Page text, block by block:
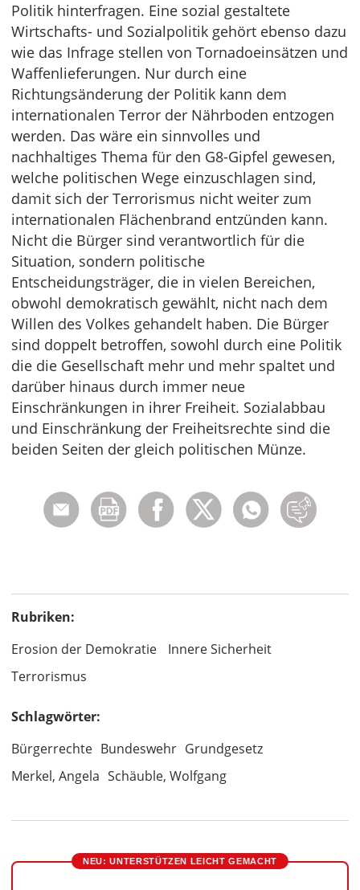
Politik hinterfragen. Eine sozial gestaltete
Wirtschafts- und Sozialpolitik gehört ebenso dazu
wie das Infrage stellen von Tornadoeinsätzen und
Waffenlieferungen. Nur durch eine
Richtungsänderung der Politik kann dem
internationalen Terror der Nährboden entzogen
werden. Das wäre ein sinnvolles und
nachhaltiges Thema für den G8-Gipfel gewesen,
welche politischen Wege einzuschlagen sind,
damit sich der Terrorismus nicht weiter zum
internationalen Flächenbrand entzünden kann.
Nicht die Bürger sind verantwortlich für die
Situation, sondern politische
Entscheidungsträger, die in vielen Bereichen,
obwohl demokratisch gewählt, nicht nach dem
Willen des Volkes gehandelt haben. Die Bürger
sind doppelt betroffen, sowohl durch eine Politik
die die Gesellschaft mehr und mehr spaltet und
darüber hinaus durch immer neue
Einschränkungen in ihrer Freiheit. Sozialabbau
und Einschränkung der Freiheitsrechte sind die
beiden Seiten der gleich politischen Münze.
Rubriken:
Erosion der Demokratie
Innere Sicherheit
Terrorismus
Schlagwörter:
Bürgerrechte Bundeswehr Grundgesetz
Merkel, Angela Schäuble, Wolfgang
NEU: UNTERSTÜTZEN LEICHT GEMACHT